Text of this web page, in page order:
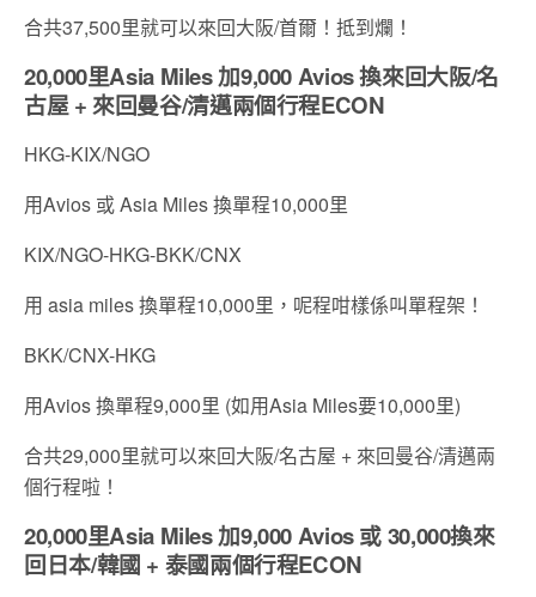
合共37,500里就可以來回大阪/首爾！抵到爛！
20,000里Asia Miles 加9,000 Avios 換來回大阪/名
古屋 + 來回曼谷/清邁兩個行程ECON
HKG-KIX/NGO
用Avios 或 Asia Miles 換單程10,000里
KIX/NGO-HKG-BKK/CNX
用 asia miles 換單程10,000里，呢程咁樣係叫單程架！
BKK/CNX-HKG
用Avios 換單程9,000里 (如用Asia Miles要10,000里)
合共29,000里就可以來回大阪/名古屋 + 來回曼谷/清邁兩
個行程啦！
20,000里Asia Miles 加9,000 Avios 或 30,000換來
回日本/韓國 + 泰國兩個行程ECON